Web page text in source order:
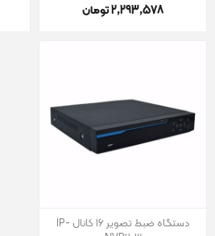
2٬293٬578 تومان
دستگاه ضبط تصویر 16 کانال IP-